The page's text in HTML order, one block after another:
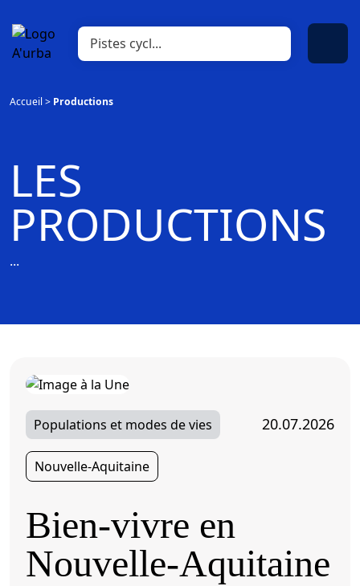
Accueil> Productions
LES
PRODUCTIONS
...
Populations et modes de vies 20.07.2026
Nouvelle-Aquitaine
Bien-vivre en
Nouvelle-Aquitaine